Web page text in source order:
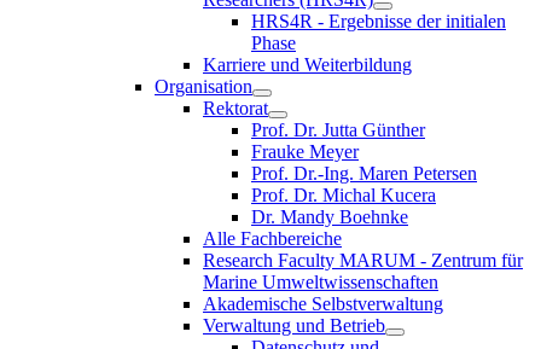
HRS4R - Ergebnisse der initialen
Phase
Karriere und Weiterbildung
Organisation
Rektorat
Prof. Dr. Jutta Günther
Frauke Meyer
Prof. Dr.-Ing. Maren Petersen
Prof. Dr. Michal Kucera
Dr. Mandy Boehnke
Alle Fachbereiche
Research Faculty MARUM - Zentrum für
Marine Umweltwissenschaften
Akademische Selbstverwaltung
Verwaltung und Betrieb